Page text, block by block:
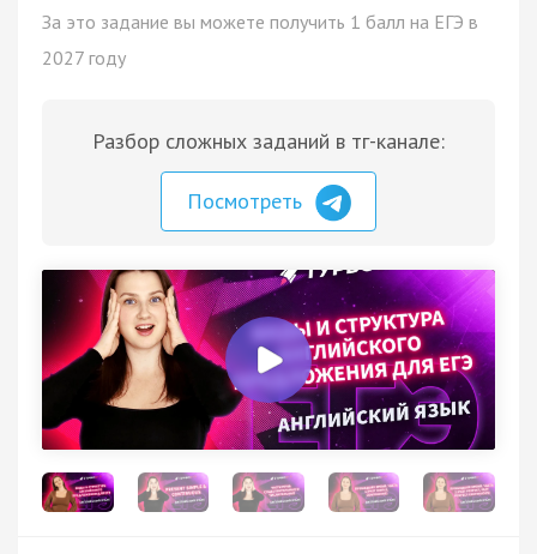
За это задание вы можете получить 1 балл на ЕГЭ в
2027 году
Разбор сложных заданий в тг-канале:
Посмотреть